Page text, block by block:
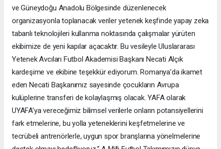
ve Güneydoğu Anadolu Bölgesinde düzenlenecek
organizasyonla toplanacak veriler yetenek keşfinde yapay zeka
tabanlı teknolojileri kullanma noktasında çalışmalar yürüten
ekibimize de yeni kapılar açacaktır. Bu vesileyle Uluslararası
Yetenek Avcıları Futbol Akademisi Başkanı Necati Alçık
kardeşime ve ekibine teşekkür ediyorum. Romanya’da ikamet
eden Necati Başkanımız sayesinde çocukların Avrupa
kulüplerine transferi de kolaylaşmış olacak. YAFA olarak
UYAFA’ya vereceğimiz bilimsel verilerle onların potansiyellerini
fark etmelerine, bu yolla yeteneklerini keşfetmelerine ve
tecrübeli antrenörlerle, uygun spor branşlarına yönelmelerine